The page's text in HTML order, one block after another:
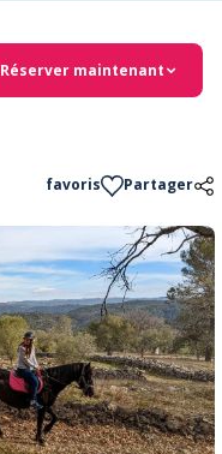
Réserver maintenant
favoris Partager